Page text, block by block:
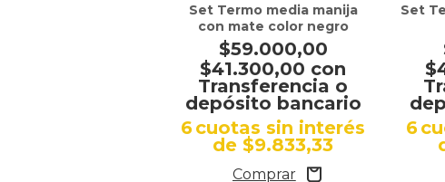
Set Termo media manija
con mate color negro
$59.000,00
$41.300,00 con
Transferencia o
depósito bancario
6cuotas sin interés
de$9.833,33
Set
6